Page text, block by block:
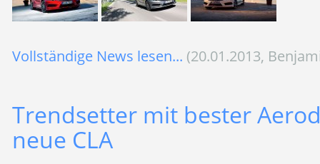
Vollständige News lesen... (20.01.2013,
Trendsetter mit bester
neue CLA